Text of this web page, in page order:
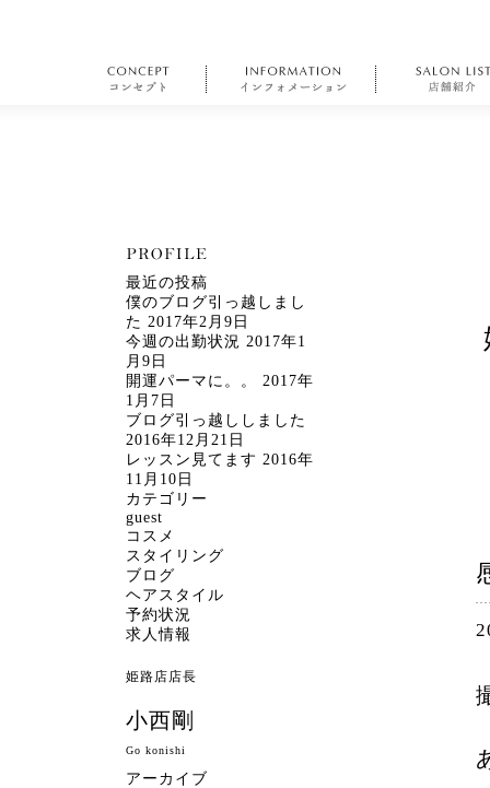
最近の投稿
僕のブログ引っ越しまし
た 2017年2月9日
今週の出勤状況 2017年1
月9日
開運パーマに。。
2017年
1月7日
ブログ引っ越ししました
2016年12月21日
レッスン見てます 2016年
11月10日
カテゴリー
guest
コスメ
スタイリング
ブログ
ヘアスタイル
予約状況
求人情報
姫路店店長
小西剛
Go konishi
アーカイブ